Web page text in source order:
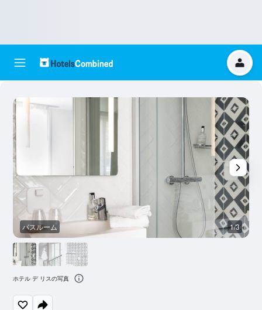
バスルーム 1/3
ホテル デ リスの写真